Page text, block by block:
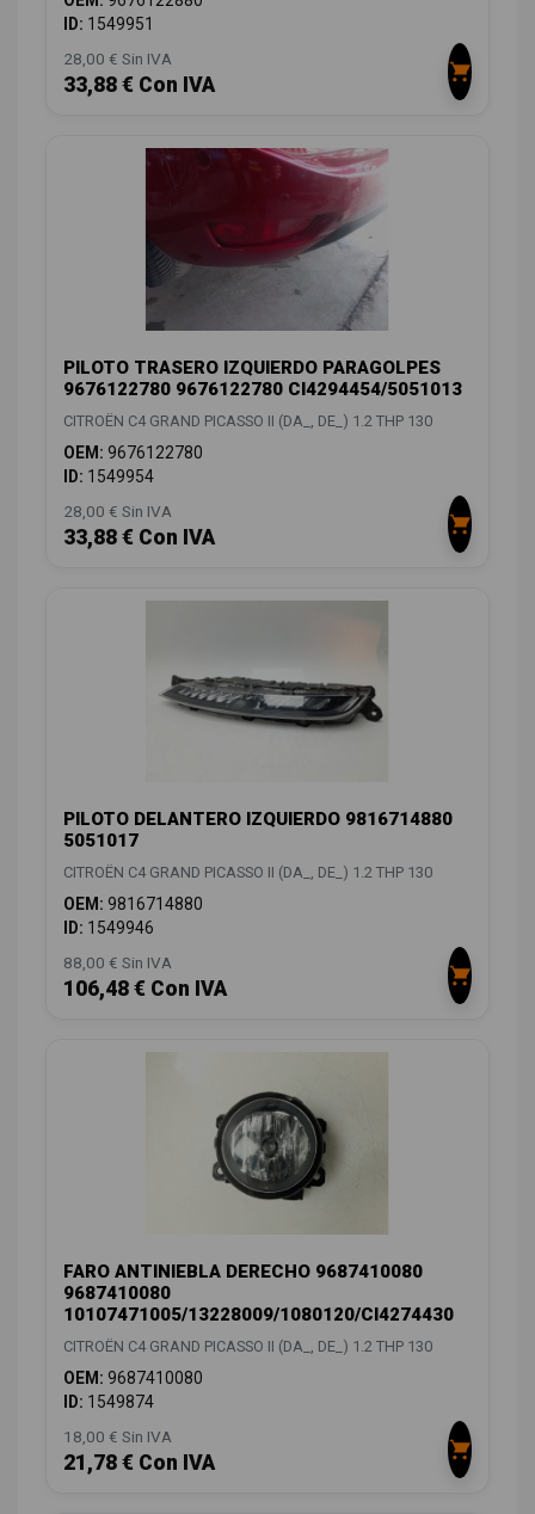
ID: 1549951
28,00 € Sin IVA
33,88 € Con IVA
PILOTO TRASERO IZQUIERDO PARAGOLPES
9676122780 9676122780 CI4294454/5051013
CITROËN C4 GRAND PICASSO II (DA_, DE_) 1.2 THP 130
OEM: 9676122780
ID: 1549954
28,00 € Sin IVA
33,88 € Con IVA
PILOTO DELANTERO IZQUIERDO 9816714880
5051017
CITROËN C4 GRAND PICASSO II (DA_, DE_) 1.2 THP 130
OEM: 9816714880
ID: 1549946
88,00 € Sin IVA
106,48 € Con IVA
FARO ANTINIEBLA DERECHO 9687410080
9687410080
10107471005/13228009/1080120/CI4274430
CITROËN C4 GRAND PICASSO II (DA_, DE_) 1.2 THP 130
OEM: 9687410080
ID: 1549874
18,00 € Sin IVA
21,78 € Con IVA